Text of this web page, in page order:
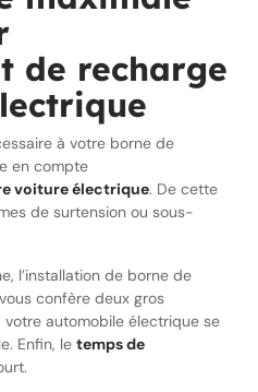
de recharge
à votre borne de
en compte
voiture électrique. De cette
de surtension ou sous-
l’installation de borne de
confère deux gros
votre automobile électrique se
Enfin, le temps de